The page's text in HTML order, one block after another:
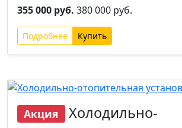
355 000 руб. 380 000 руб.
Подробнее
Акция Холодильно-